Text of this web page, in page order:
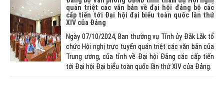
quán triệt các văn bản về đại hội đảng bộ các
cấp tiến tới Đại hội đại biểu toàn quốc lần thứ
XIV của Đảng
Ngày 07/10/2024, Ban thường vụ Tỉnh ủy Đắk Lắk tổ
chức Hội nghị trực tuyến quán triệt các văn bản của
Trung ương, của tỉnh về Đại hội Đảng các cấp tiến
tới Đại hội Đại biểu toàn quốc lần thứ XIV của Đảng.